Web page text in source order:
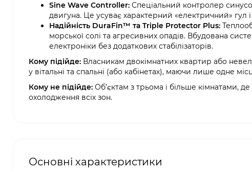
Sine Wave Controller: Спеціальний контролер
двигуна. Це усуває характерний «електричний» гул
Надійність DuraFin™ та Triple Protector Plus:
морської солі та агресивних опадів. Вбудована
електроніки без додаткових стабілізаторів.
Кому підійде: Власникам двокімнатних квартир або
у вітальні та спальні (або кабінетах), маючи лише одне
Кому не підійде: Об’єктам з трьома і більше кімнатами,
охолодження всіх зон.
Основні характеристики